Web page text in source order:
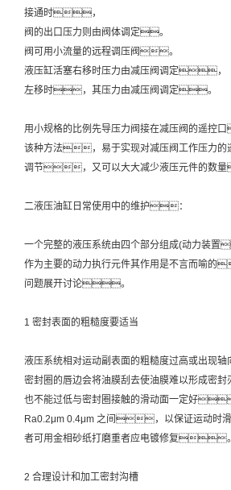
接通时，
阀的出口压力则由阀体调定。
阀可用小流量的远程调压阀。
液压缸活塞右移时压力由减压阀调定，
左移时，其压力由减压阀调定。
用小规格的比例先导压力阀接在减压阀的遥
该种方法，易于实现对减压阀工作压力
调节，又可以大大减少液压元件的数
二液压油缸日常使用中的维护：
一个完整的液压系统由四个部分组成(动力
作为主要的动力执行元件其作用是不言而喻
问题展开讨论。
1 密封表面的粗糙度要适当
液压系统相对运动副表面的粗糙度过高或出现
密封圈的唇边会将油膜刮去使油膜难以形成密
也不能过低与密封圈接触的滑动面一定好
Ra0.2μm 0.4μm 之间，以保证运动时
者可用金相砂纸打磨重者应电镀修复。
2 合理设计和加工密封沟槽